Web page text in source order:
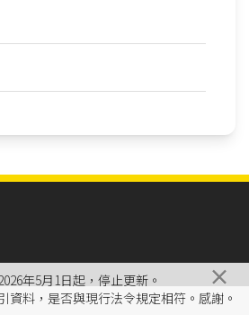
年5月1日起，停止更新。
資料，是否與現行法令規定相符。感謝。
×